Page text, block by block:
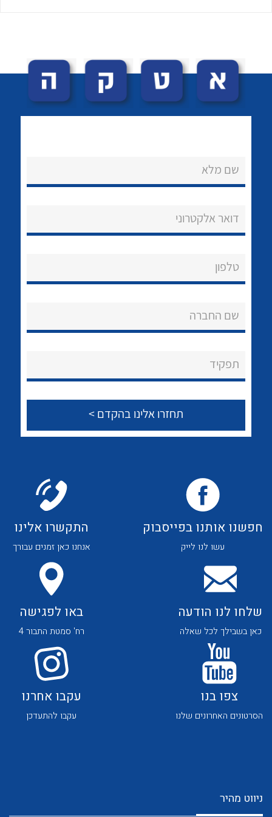
שאלות ותשובות
אודות
לכל מוצרי היצרן
לכל מוצרי היצרן לכל מוצרי היצרן
לכל מוצרי היצרן לכל מוצרי היצרן
שם מלא
דואר אלקטרוני
טלפון
שם החברה
תפקיד
חפשנו אותנו בפייסבוק
עשו לנו לייק
התקשרו אלינו
אנחנו כאן זמנים עבורך
שלחו לנו הודעה
כאן בשבילך לכל שאלה
באו לפגישה
רח' סמטת התבור 4
צפו בנו
הסרטונים האחרונים שלנו
עקבו אחרנו
עקבו להתעדכן
ניווט מהיר